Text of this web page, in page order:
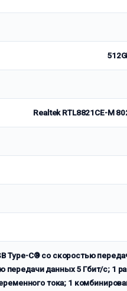
Realtek RTL8821CE-M
Type-C® со скоростью
передачи данных 5 Гбит/с; 1
тока; 1